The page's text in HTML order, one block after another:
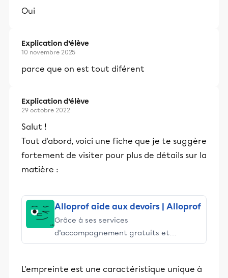
Oui
Explication d’élève
10 novembre 2025
parce que on est tout diférent
Explication d’élève
29 octobre 2022
Salut !
Tout d'abord, voici une fiche que je te suggère
fortement de visiter pour plus de détails sur la
matière :
Alloprof aide aux devoirs | Alloprof
Grâce à ses services
d’accompagnement gratuits et
stimulants, Alloprof engage les élèves
éducative.
L'empreinte est une caractéristique unique à